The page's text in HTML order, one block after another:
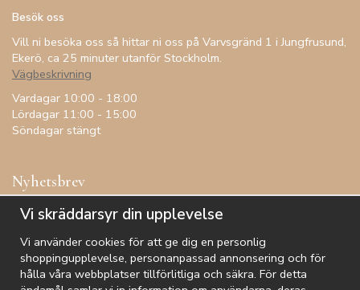
Besök oss
Vill ni besöka oss så hittar ni oss på Varvsgränd 1 i Jungfrusund,
Ekerö, ca 25 minuter utanför Stockholm.
Vägbeskrivning
Vardagar 10:00 - 18:00
Lördagar 11:00 - 15:00
Söndagar stängt
Nyhetsbrev
Få inspiration, förtur till kampanjer, specialerbjudanden och
Vi skräddarsyr din upplevelse
Vi använder cookies för att ge dig en personlig
shoppingupplevelse, personanpassad annonsering och för
hålla våra webbplatser tillförlitliga och säkra. För detta